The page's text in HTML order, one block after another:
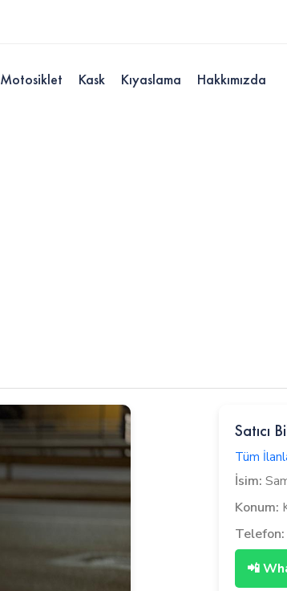
Motosiklet Kask Kıyaslama Hakkımızda
Satıcı
Tüm
İsim:
Konum:
Telefon:
📲